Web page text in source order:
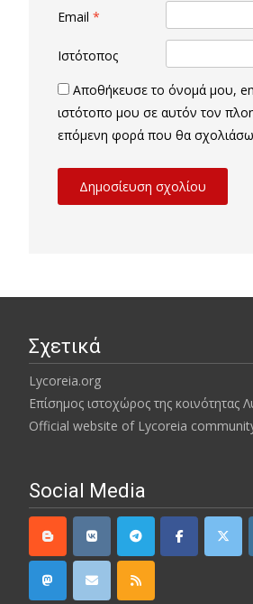
Email *
Ιστότοπος
Αποθήκευσε το όνομά μου,
ιστότοπο μου σε αυτόν τον
επόμενη φορά που θα
Σχετικά
Lycoreia.org
Επίσημος ιστοχώρος της κοινότητας
Official website of Lycoreia
Social Media